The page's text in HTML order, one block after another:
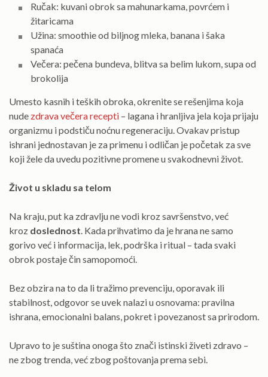
Ručak: kuvani obrok sa mahunarkama, povrćem i
žitaricama
Užina: smoothie od biljnog mleka, banana i šaka
spanaća
Večera: pečena bundeva, blitva sa belim lukom, supa od
brokolija
Umesto kasnih i teških obroka, okrenite se rešenjima koja
nude zdrava večera recepti – lagana i hranljiva jela koja prijaju
organizmu i podstiču noćnu regeneraciju. Ovakav pristup
ishrani jednostavan je za primenu i odličan je početak za sve
koji žele da uvedu pozitivne promene u svakodnevni život.
Život u skladu sa telom
Na kraju, put ka zdravlju ne vodi kroz savršenstvo, već
kroz doslednost. Kada prihvatimo da je hrana ne samo
gorivo već i informacija, lek, podrška i ritual – tada svaki
obrok postaje čin samopomoći.
Bez obzira na to da li tražimo prevenciju, oporavak ili
stabilnost, odgovor se uvek nalazi u osnovama: pravilna
ishrana, emocionalni balans, pokret i povezanost sa prirodom.
Upravo to je suština onoga što znači istinski živeti zdravo –
ne zbog trenda, već zbog poštovanja prema sebi.